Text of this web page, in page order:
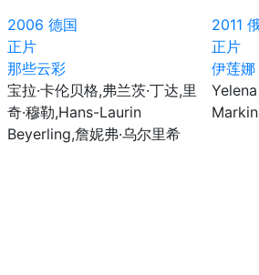
2006 德国
正片
那些云彩
宝拉·卡伦贝格,弗兰茨·丁达,里
奇·穆勒,Hans-Laurin
Beyerling,詹妮弗·乌尔里希
2011
正片
伊莲娜